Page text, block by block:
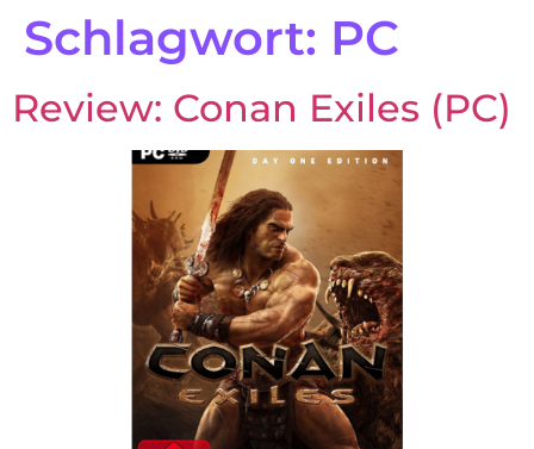
Schlagwort: PC
Review: Conan Exiles (PC)